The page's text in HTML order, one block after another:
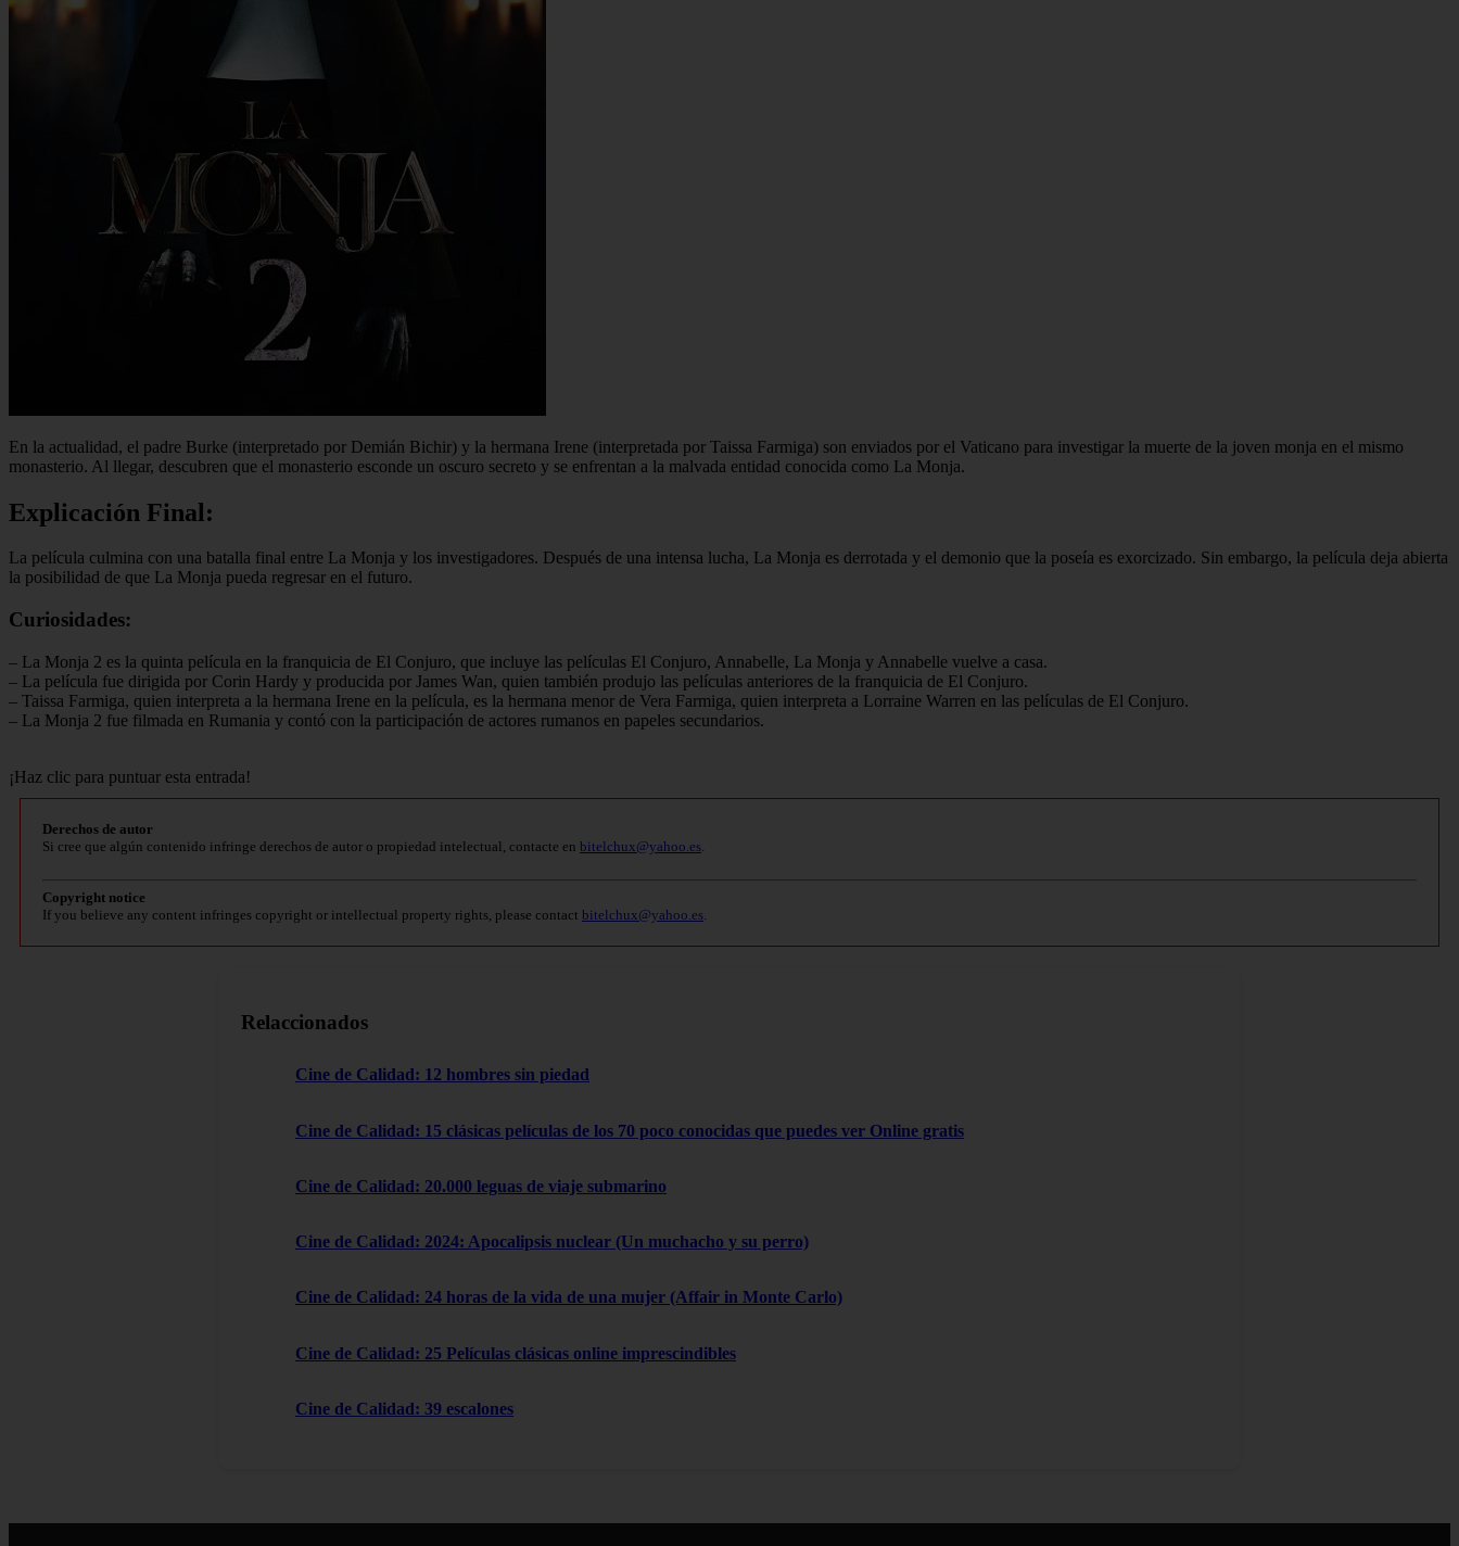
En la actualidad, el padre Burke (interpretado por Demián Bichir) y la hermana Irene (interpretada por Taissa Farmiga) son enviados por el Vaticano para investigar la muerte de la joven monja en el mismo
monasterio. Al llegar, descubren que el monasterio esconde un oscuro secreto y se enfrentan a la malvada entidad conocida como La Monja.
Explicación Final:
La película culmina con una batalla final entre La Monja y los investigadores. Después de una intensa lucha, La Monja es derrotada y el demonio que la poseía es exorcizado. Sin embargo, la película deja abierta
la posibilidad de que La Monja pueda regresar en el futuro.
Curiosidades:
– La Monja 2 es la quinta película en la franquicia de El Conjuro, que incluye las películas El Conjuro, Annabelle, La Monja y Annabelle vuelve a casa.
– La película fue dirigida por Corin Hardy y producida por James Wan, quien también produjo las películas anteriores de la franquicia de El Conjuro.
– Taissa Farmiga, quien interpreta a la hermana Irene en la película, es la hermana menor de Vera Farmiga, quien interpreta a Lorraine Warren en las películas de El Conjuro.
– La Monja 2 fue filmada en Rumania y contó con la participación de actores rumanos en papeles secundarios.
¡Haz clic para puntuar esta entrada!
Derechos de autor
Si cree que algún contenido infringe derechos de autor o propiedad intelectual, contacte en bitelchux@yahoo.es
Copyright notice
If you believe any content infringes copyright or intellectual property rights, please contact bitelchux@yahoo.es
Relaccionados
Cine de Calidad: 12 hombres sin piedad
Cine de Calidad: 15 clásicas películas de los 70 poco conocidas que puedes ver Online gratis
Cine de Calidad: 20.000 leguas de viaje submarino
Cine de Calidad: 2024: Apocalipsis nuclear (Un muchacho y su perro)
Cine de Calidad: 24 horas de la vida de una mujer (Affair in Monte Carlo)
Cine de Calidad: 25 Películas clásicas online imprescindibles
Cine de Calidad: 39 escalones